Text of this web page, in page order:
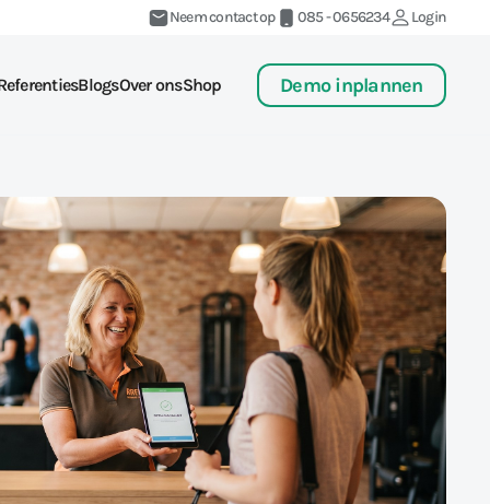
Neem contact op 085 - 0656234 Login
BlogsOver onsShop Demo inplannen